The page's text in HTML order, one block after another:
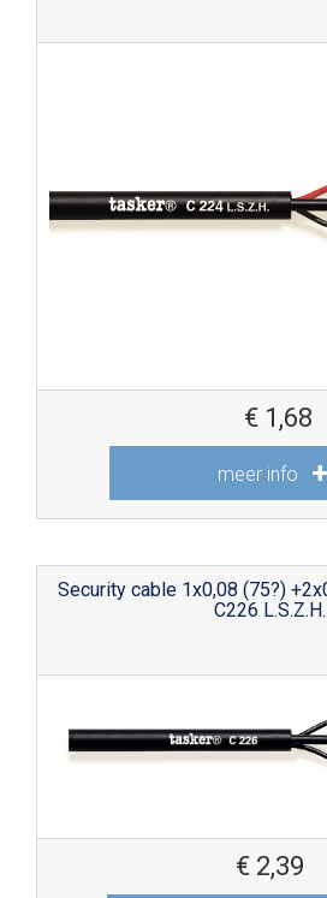
€ 1,68
meer info
Security cable 1x0,08 (75?)
C226 L.S.Z.H.
€ 2,39